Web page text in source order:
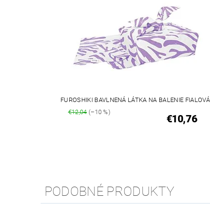
FUROSHIKI BAVLNENÁ LÁTKA NA BALENIE FIALOVÁ
€12,04(–10 %)
€10,76
PODOBNÉ PRODUKTY